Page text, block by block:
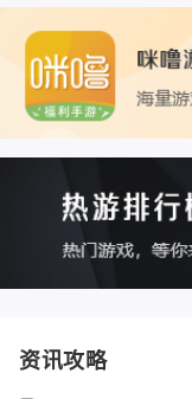
资讯攻略